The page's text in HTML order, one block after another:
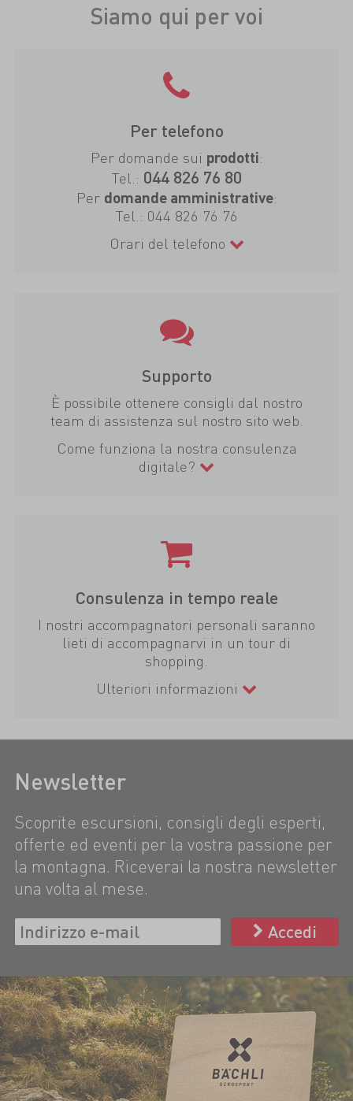
Siamo qui per voi
Per telefono
Per domande sui prodotti:
Tel.: 044 826 76 80
Per domande amministrative:
Tel.: 044 826 76 76
Orari del telefono
Supporto
È possibile ottenere consigli dal nostro
team di assistenza sul nostro sito web.
Come funziona la nostra consulenza
digitale?
Consulenza in tempo reale
I nostri accompagnatori personali saranno
lieti di accompagnarvi in un tour di
shopping.
Ulteriori informazioni
Newsletter
Scoprite escursioni, consigli degli esperti,
offerte ed eventi per la vostra passione per
la montagna. Riceverai la nostra newsletter
una volta al mese.
Accedi